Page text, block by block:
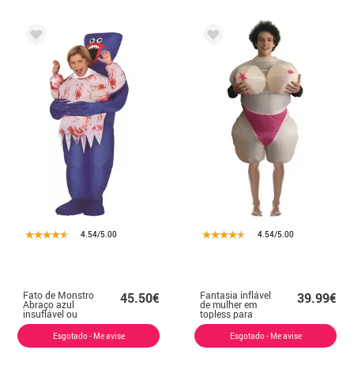
4.54/5.00
Fato de Monstro
Abraço azul
insuflável ou
insuflável para
criança
45.50€
Esgotado - Me avise
4.54/5.00
Fantasia inflável
de mulher em
topless para
adultos
39.99€
Esgotado - Me avise